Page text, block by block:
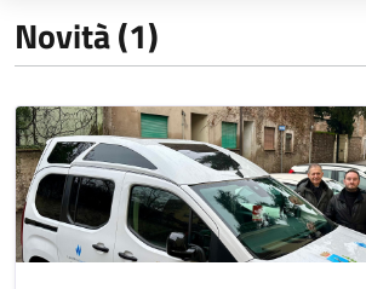
Novità (1)